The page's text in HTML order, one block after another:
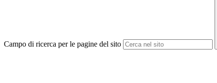
Campo di ricerca per le pagine del sito